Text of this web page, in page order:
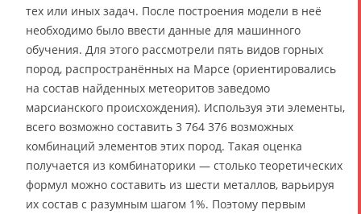
тех или иных задач. После построения модели в неё
необходимо было ввести данные для машинного
обучения. Для этого рассмотрели пять видов горных
пород, распространённых на Марсе (ориентировались
на состав найденных метеоритов заведомо
марсианского происхождения). Используя эти элементы,
всего возможно составить 3 764 376 возможных
комбинаций элементов этих пород. Такая оценка
получается из комбинаторики — столько теоретических
формул можно составить из шести металлов, варьируя
их состав с разумным шагом 1%. Поэтому первым